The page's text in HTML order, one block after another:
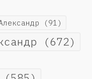
(91)
(672)